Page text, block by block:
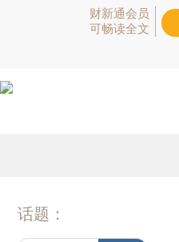
财新通会员
可畅读全文
话题：